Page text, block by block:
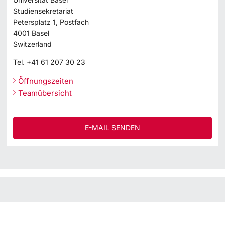
Studiensekretariat
Petersplatz 1, Postfach
4001 Basel
Switzerland
Tel. +41 61 207 30 23
Öffnungszeiten
Teamübersicht
E-MAIL SENDEN